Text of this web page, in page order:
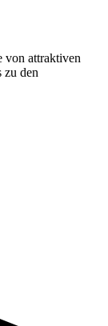
von attraktiven
zu den